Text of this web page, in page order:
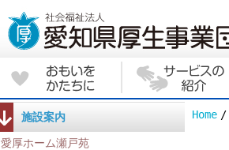
Home
施設案内
愛厚ホーム瀬戸苑